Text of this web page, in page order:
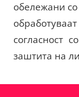
обележани со
согласност
заштита на